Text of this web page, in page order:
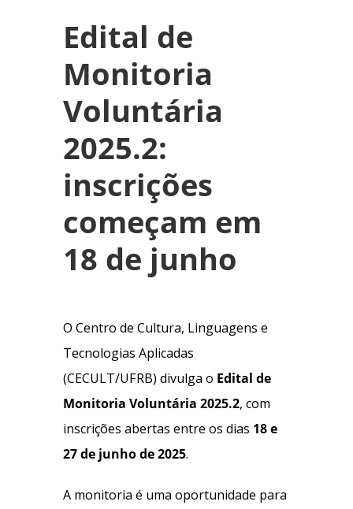
Edital de
Monitoria
Voluntária
2025.2:
inscrições
começam em
18 de junho
O Centro de Cultura, Linguagens e
Tecnologias Aplicadas
(CECULT/UFRB) divulga o Edital de
Monitoria Voluntária 2025.2, com
inscrições abertas entre os dias 18 e
27 de junho de 2025.
A monitoria é uma oportunidade para